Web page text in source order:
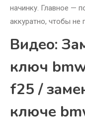
начинку. Главное —
аккуратно, чтобы не
Видео:
ключ
f25 /
ключе